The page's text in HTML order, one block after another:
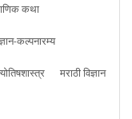
कथा
कल्पनारम्य
मराठी विज्ञान